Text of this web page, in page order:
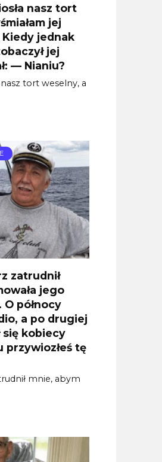
nasz tort
jej
jednak
jej
— Nianiu?
tort weselny, a
zatrudnił
jego
północy
a po drugiej
się kobiecy
przywiozłeś tę
mnie, abym